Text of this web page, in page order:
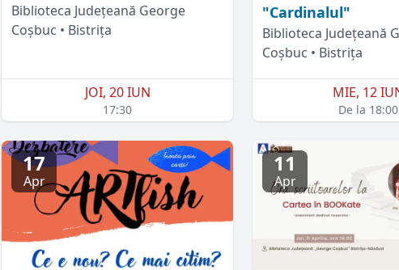
Biblioteca Județeană George
Coșbuc • Bistrița
JOI, 20 IUN
17:30
"Cardinalul"
Biblioteca Județeană
Coșbuc • Bistrița
MIE, 12
De la 18:00
17
Apr
11
Apr